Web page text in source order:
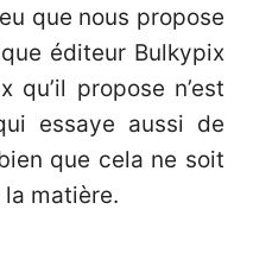
que nous propose
éditeur Bulkypix
propose n’est
essaye aussi de
que cela ne soit
matière.